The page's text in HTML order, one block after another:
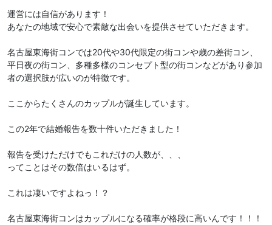
運営には自信があります！
あなたの地域で安心で素敵な出会いを提供させていただきます。
名古屋東海街コンでは20代や30代限定の街コンや歳の差街コン、
平日夜の街コン、多種多様のコンセプト型の街コンなどがあり参加
者の選択肢が広いのが特徴です。
ここからたくさんのカップルが誕生しています。
この2年で結婚報告を数十件いただきました！
報告を受けただけでもこれだけの人数が、、、
ってことはその数倍はいるはず。
これは凄いですよねっ！？
名古屋東海街コンはカップルになる確率が格段に高いんです！！！